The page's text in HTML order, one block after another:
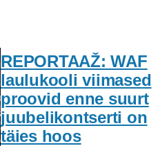
REPORTAAŽ: WAF
laulukooli viimased
proovid enne suurt
juubelikontserti on
täies hoos